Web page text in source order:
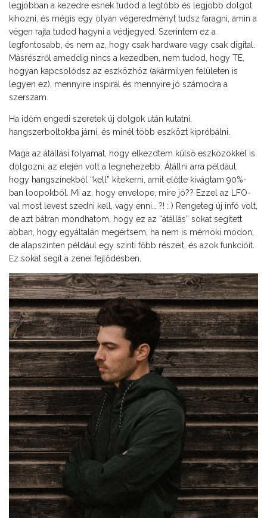
legjobban a kezedre esnek tudod a legtöbb és legjobb dolgot
kihozni, és mégis egy olyan végeredményt tudsz faragni, amin a
végen rajta tudod hagyni a védjegyed. Szerintem ez a
legfontosabb, és nem az, hogy csak hardware vagy csak digital.
Másrészről ameddig nincs a kezedben, nem tudod, hogy TE,
hogyan kapcsolódsz az eszközhöz (akármilyen felületen is
legyen ez), mennyire inspirál és mennyire jó számodra a
szerszam.
Ha időm engedi szeretek új dolgok után kutatni,
hangszerboltokba járni, és minél több eszközt kipróbálni.
Maga az átállási folyamat, hogy elkezdtem külső eszközökkel is
dolgozni, az elején volt a legnehezebb. Átállni arra például,
hogy hangszínekből “kell” kitekerni, amit előtte kivágtam 90%-
ban loopokból. Mi az, hogy envelope, mire jó?? Ezzel az LFO-
val most levest szedni kell, vagy enni… ?! : ) Rengeteg új infó volt,
de azt bátran mondhatom, hogy ez az “átállás” sokat segített
abban, hogy egyáltalán megértsem, ha nem is mérnöki módon,
de alapszinten például egy szinti főbb részeit, és azok funkcióit.
Ez sokat segít a zenei fejlődésben.